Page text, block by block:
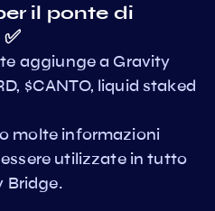
il ponte di
aggiunge a Gravity
$CANTO, liquid staked
molte informazioni
utilizzate in tutto
Bridge.